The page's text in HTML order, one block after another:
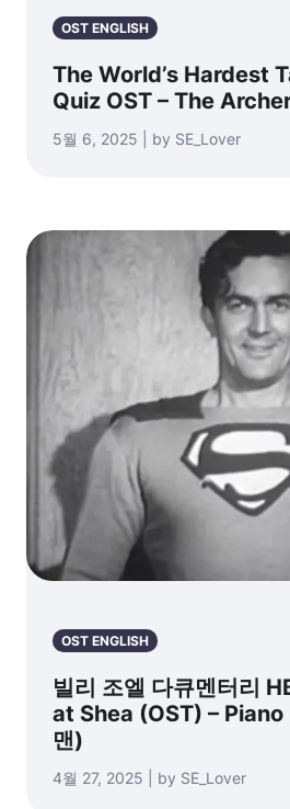
OST ENGLISH
The World’s Hardest
Quiz OST – The
5월 6, 2025 | by SE_Lover
OST ENGLISH
빌리 조엘 다큐멘터리
at Shea (OST) – Piano
맨)
4월 27, 2025 | by SE_Lover